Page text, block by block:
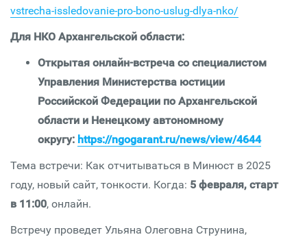
vstrecha-issledovanie-pro-bono-uslug-dlya-nko/
Для НКО Архангельской области:
Открытая онлайн-встреча со специалистом
Управления Министерства юстиции
Российской Федерации по Архангельской
области и Ненецкому автономному
округу: https://ngogarant.ru/news/view/4644
Тема встречи: Как отчитываться в Минюст в 2025
году, новый сайт, тонкости. Когда: 5 февраля, старт
в 11:00, онлайн.
Встречу проведет Ульяна Олеговна Струнина,